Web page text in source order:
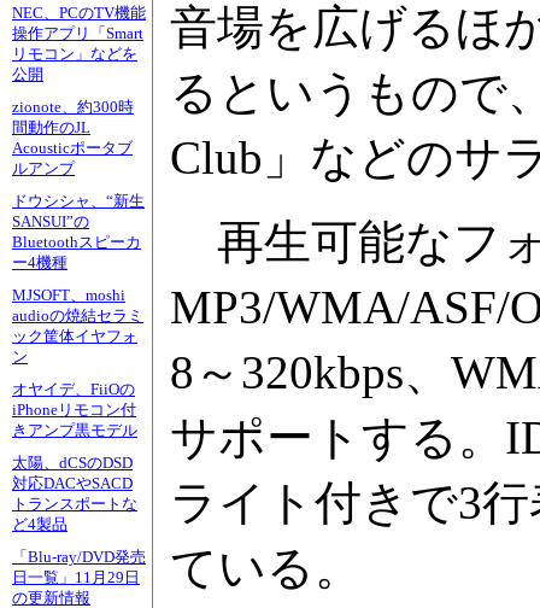
NEC、PCのTV機能
操作アプリ「Smart
リモコン」などを
公開
zionote、約300時
間動作のJL
Acousticポータブ
ルアンプ
ドウシシャ、“新生
SANSUI”の
Bluetoothスピーカ
ー4機種
MJSOFT、moshi
audioの焼結セラミ
ック筐体イヤフォ
ン
オヤイデ、FiiOの
iPhoneリモコン付
きアンプ黒モデル
太陽、dCSのDSD
対応DACやSACD
トランスポートな
ど4製品
「Blu-ray/DVD発売
日一覧」11月29日
の更新情報
音場を広げるほ
るというもので
Club」などのサ
再生可能なフ
MP3/WMA/ASF/
8～320kbps、
サポートする。
ライト付きで3
ている。